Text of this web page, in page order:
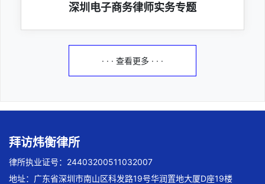
深圳电子商务律师实务专题
· · · 查看更多 · · ·
拜访炜衡律所
律所执业证号：24403200511032007
地址：广东省深圳市南山区科发路19号华润置地大厦D座19楼